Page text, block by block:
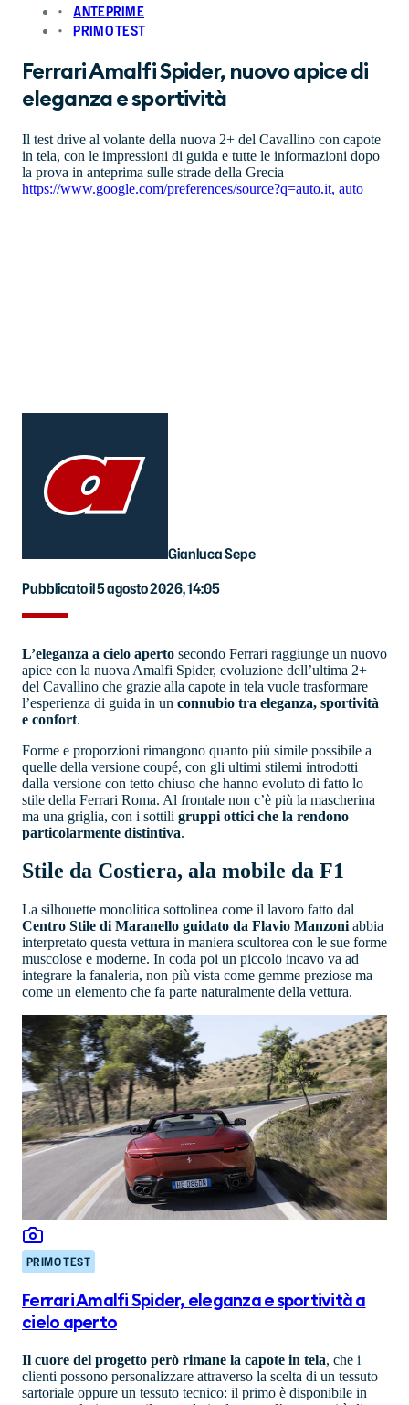
ANTEPRIME
PRIMO TEST
Ferrari Amalfi Spider, nuovo apice di
eleganza e sportività
Il test drive al volante della nuova 2+ del Cavallino con capote
in tela, con le impressioni di guida e tutte le informazioni dopo
la prova in anteprima sulle strade della Grecia
https://www.google.com/preferences/source?q=auto.it, auto
Gianluca Sepe
Pubblicato il 5 agosto 2026, 14:05
L’eleganza a cielo aperto secondo Ferrari raggiunge un nuovo
apice con la nuova Amalfi Spider, evoluzione dell’ultima 2+
del Cavallino che grazie alla capote in tela vuole trasformare
l’esperienza di guida in un connubio tra eleganza, sportività
e confort.
Forme e proporzioni rimangono quanto più simile possibile a
quelle della versione coupé, con gli ultimi stilemi introdotti
dalla versione con tetto chiuso che hanno evoluto di fatto lo
stile della Ferrari Roma. Al frontale non c’è più la mascherina
ma una griglia, con i sottili gruppi ottici che la rendono
particolarmente distintiva.
Stile da Costiera, ala mobile da F1
La silhouette monolitica sottolinea come il lavoro fatto dal
Centro Stile di Maranello guidato da Flavio Manzoni abbia
interpretato questa vettura in maniera scultorea con le sue forme
muscolose e moderne. In coda poi un piccolo incavo va ad
integrare la fanaleria, non più vista come gemme preziose ma
come un elemento che fa parte naturalmente della vettura.
PRIMO TEST
Ferrari Amalfi Spider, eleganza e sportività a
cielo aperto
Il cuore del progetto però rimane la capote in tela, che i
clienti possono personalizzare attraverso la scelta di un tessuto
sartoriale oppure un tessuto tecnico: il primo è disponibile in